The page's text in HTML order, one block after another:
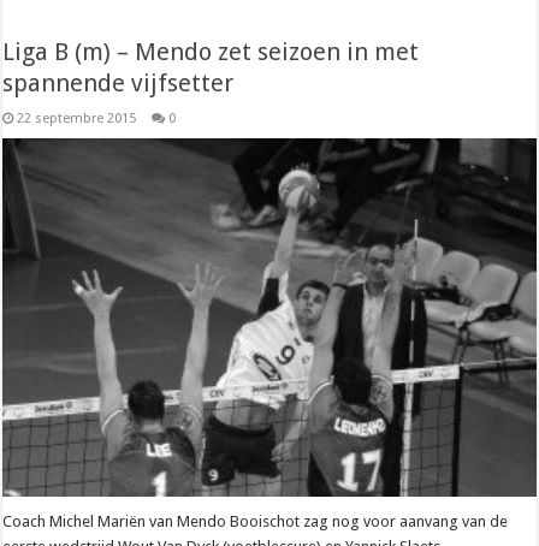
Liga B (m) – Mendo zet seizoen in met
spannende vijfsetter
22 septembre 2015 0
Coach Michel Mariën van Mendo Booischot zag nog voor aanvang van de